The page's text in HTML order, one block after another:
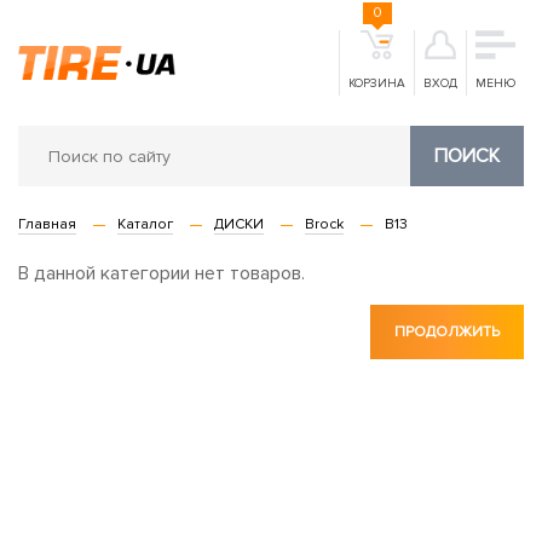
КОРЗИНА
0
ВХОД МЕНЮ
ПОИСК
Главная Каталог ДИСКИ Brock B13
В данной категории нет товаров.
ПРОДОЛЖИТЬ